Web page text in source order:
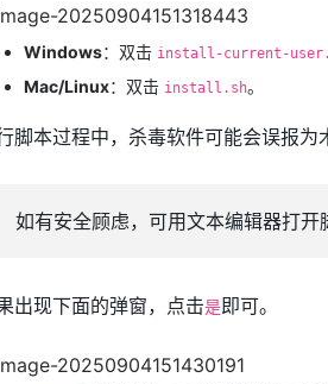
Windows：双击 install-current-
Mac/Linux：双击 install.sh。
脚本过程中，杀毒软件可能会误报为
如有安全顾虑，可用文本编辑器打开
出现下面的弹窗，点击是即可。